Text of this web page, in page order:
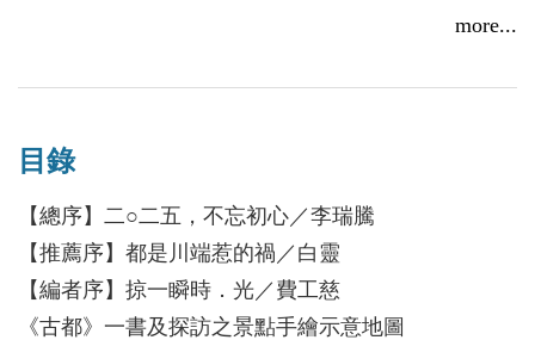
學幾十年後，竟相遇現代詩。歲數不停地長高，斜槓
讓日子清明起來。
范淑娟
師範大學國文系，政治大學新聞研究所畢業。國文教
學工作多年，發覺文字世界的魔幻光影能製造出巨大
想像空間，對於現代詩裡一個字一個字的萬鈞力量，
特別著迷。
more...
目錄
【總序】二○二五，不忘初心／李瑞騰
【推薦序】都是川端惹的禍／白靈
【編者序】掠一瞬時．光／費工慈
《古都》一書及探訪之景點手繪示意地圖